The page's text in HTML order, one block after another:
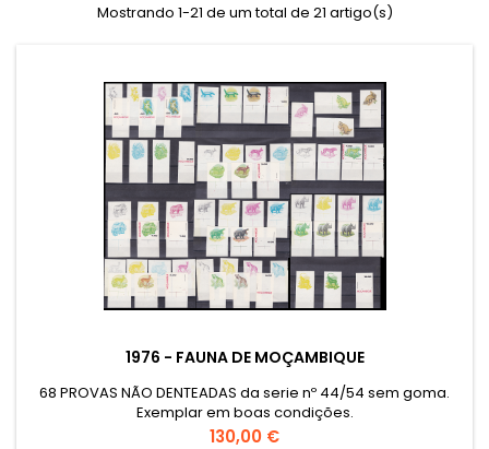
Mostrando 1-21 de um total de 21 artigo(s)
1976 - FAUNA DE MOÇAMBIQUE
68 PROVAS NÃO DENTEADAS da serie nº 44/54 sem goma.
Exemplar em boas condições.
Preço
130,00 €